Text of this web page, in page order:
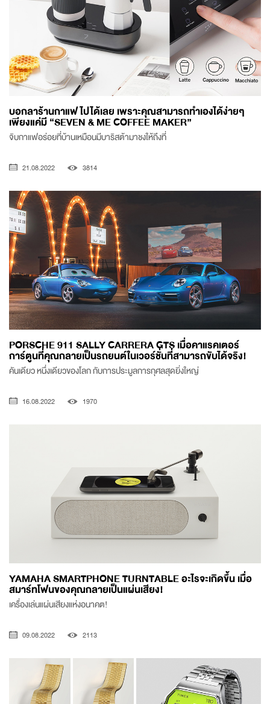
บอกลาร้านกาแฟไปได้เลย เพราะคุณสามารถทำเองได้ง่ายๆ
เพียงแค่มี “SEVEN & ME COFFEE MAKER”
จิบกาแฟอร่อยที่บ้านเหมือนมีบาริสต้ามาชงให้ถึงที่
21.08.2022 3814
PORSCHE 911 SALLY CARRERA GTS เมื่อคาแรคเตอร์
การ์ตูนที่คุณกลายเป็นรถยนต์ในเวอร์ชั่นที่สามารถขับได้จริง!
คันเดียว หนึ่งเดียวของโลก กับการประมูลการกุศลสุดยิ่งใหญ่
16.08.2022 1970
YAMAHA SMARTPHONE TURNTABLE อะไรจะเกิดขึ้น เมื่อ
สมาร์ทโฟนของคุณกลายเป็นแผ่นเสียง!
เครื่องเล่นแผ่นเสียงแห่งอนาคต!
09.08.2022 2113